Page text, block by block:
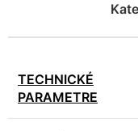
TECHNICKÉ
PARAMETRE